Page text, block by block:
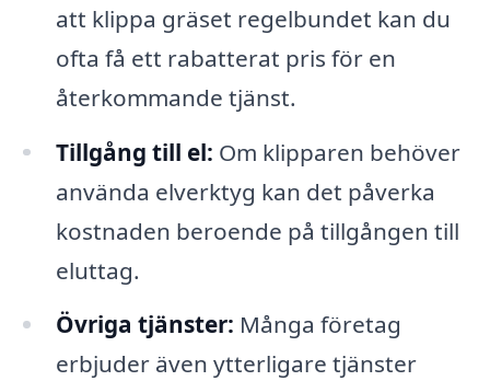
att klippa gräset regelbundet kan du
ofta få ett rabatterat pris för en
återkommande tjänst.
Tillgång till el: Om klipparen behöver
använda elverktyg kan det påverka
kostnaden beroende på tillgången till
eluttag.
Övriga tjänster: Många företag
erbjuder även ytterligare tjänster